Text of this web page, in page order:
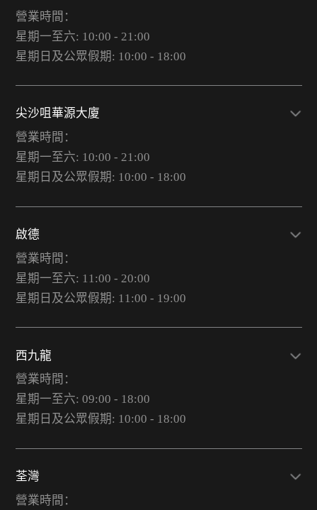
營業時間：
星期一至六: 10:00 - 21:00
星期日及公眾假期: 10:00 - 18:00
尖沙咀華源大廈
營業時間：
星期一至六: 10:00 - 21:00
星期日及公眾假期: 10:00 - 18:00
啟德
營業時間：
星期一至六: 11:00 - 20:00
星期日及公眾假期: 11:00 - 19:00
西九龍
營業時間：
星期一至六: 09:00 - 18:00
星期日及公眾假期: 10:00 - 18:00
荃灣
營業時間：